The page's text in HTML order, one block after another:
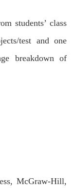
students’ class
test and one
breakdown of
McGraw-Hill,